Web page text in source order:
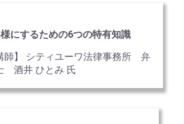
にするための6つの特有知識
師】 シティユーワ法律事務所 弁
酒井 ひとみ 氏